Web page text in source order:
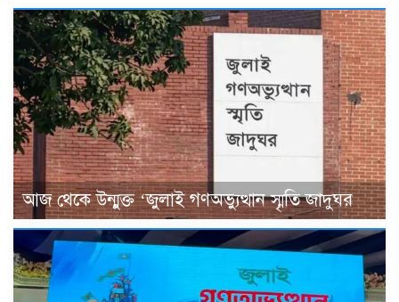
আজ থেকে উন্মুক্ত ‘জুলাই গণঅভ্যুত্থান স্মৃতি জাদুঘর